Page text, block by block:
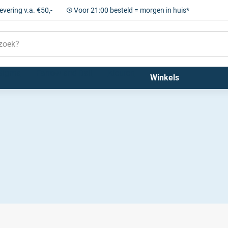
v.a. €50,- Voor 21:00 besteld = morgen in huis*
Winkels